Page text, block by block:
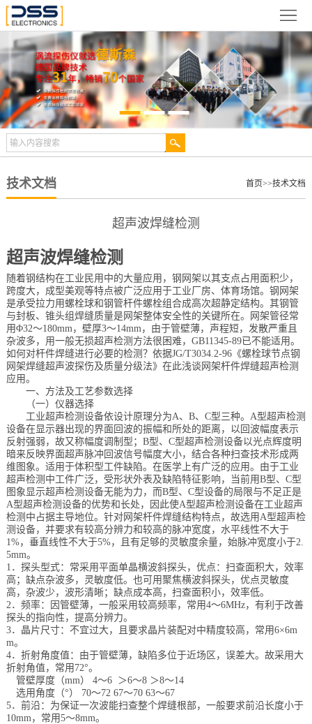
站
首
页
关
于
德
斯
森
新
闻
动
态
产
品
展
检
测
合
中
心
术
文
档
服
务
与
支
联
系
德
森
技术文档 首页>>技术文档
超声波焊缝检测
超声波焊缝检测
随着钢结构在工业民用中的大量应用，钢网架以其支点占用面积少，
跨度大，成型美观等特点被广泛应用于工业厂房、体育场馆。钢网架
是承受拉力用螺栓球和钢管杆件螺栓组合成高次超静定结构。其钢管
与封板、锥头组焊缝质量是网架整体安全性的关键所在。网架管径常
用Φ32～180mm ，壁厚3～14mm ，由于管壁薄，声程短，发散严重且
杂波多，用一般无损超声检测方法很困难， GB11345-89已不能适用。
如何对杆件焊缝进行必要的检测？依据JG/T3034.2-96《螺栓球节点钢
网架焊缝超声波探伤及质量分级法》在此浅谈网架杆件焊缝超声检测
应用。
一、方法及工艺参数选择
（一）仪器选择
工业超声检测设备依设计原理分为A、 B、 C型三种。 A型超声检测
设备在显示器出现的界面回波的振幅和所处的距离，以回波幅度表示
反射强弱，故又称幅度调制型； B型、 C型超声检测设备以光点辉度明
暗来反映界面超声脉冲回波信号幅度大小，结合各种扫查技术形成两
维图象。适用于体积型工件缺陷。在医学上有广泛的应用。由于工业
超声检测中工件广泛，受形状外表及缺陷特征影响，当前用B型、 C型
图象显示超声检测设备无能为力，而B型、 C型设备的局限与不足正是
A型超声检测设备的优势和长处，因此使A型超声检测设备在工业超声
检测中占据主导地位。针对网架杆件焊缝结构特点，故选用 A型超声检
测设备，并要求有较高分辨力和较高的脉冲宽度，水平线性不大于
1%，垂直线性不大于5%，且有足够的灵敏度余量，始脉冲宽度小于2.
5mm。
1 ．探头型式：常采用平面单晶横波斜探头，优点：扫查面积大，效率
高；缺点杂波多，灵敏度低。也可用聚焦横波斜探头，优点灵敏度
高，杂波少，波形清晰；缺点成本高，扫查面积小，效率低。
2 ．频率：因管壁薄，一般采用较高频率，常用4～6MHz，有利于改善
探头的指向性，提高分辨力。
3．晶片尺寸：不宜过大，且要求晶片装配对中精度较高，常用6×6m
m。
4．折射角度值：由于管壁薄，缺陷多位于近场区，误差大。故采用大
折射角值，常用 72°。
管壁厚度（mm） 4～6 ＞6～8 ＞8～14
选用角度（°） 70～72 67～70 63～67
5．前沿：为保证一次波能扫查整个焊缝根部，一般要求前沿长度小于
10mm ，常用5～8mm。